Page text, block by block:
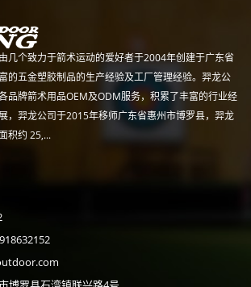
几个致力于箭术运动的爱好者于2004年创建于广东省
的五金塑胶制品的生产经验及工厂管理经验。羿龙公
品牌箭术用品OEM及ODM服务，积累了丰富的行业经
，羿龙公司于2015年移师广东省惠州市博罗县，羿龙
积约 25,...